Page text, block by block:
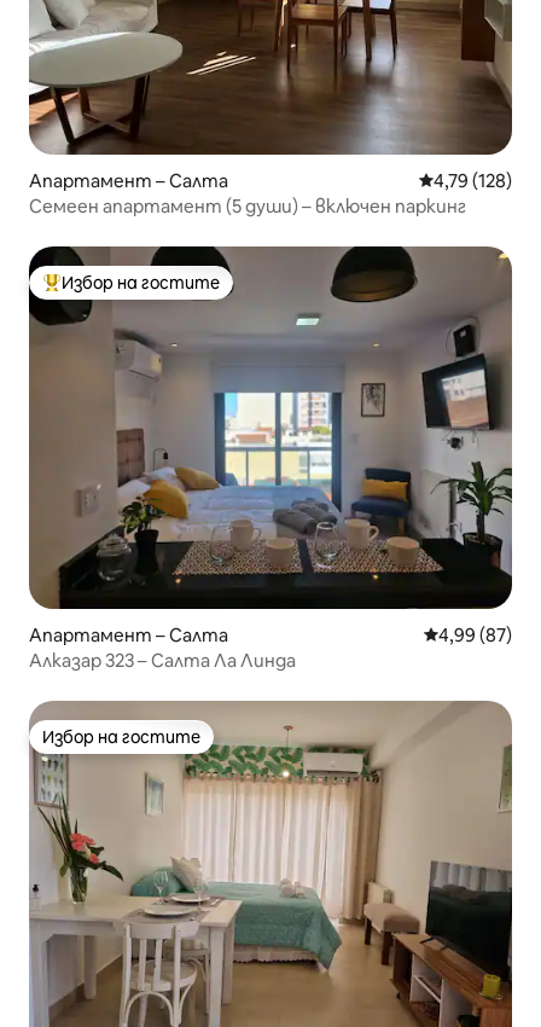
Апартамент – Салта Средна
4,79 (128)
Семеен апартамент (5 души) – включен паркинг
Най-популярен избор на гостите
Избор на гостите
Апартамент – Салта Средна
4,99 (87)
Алказар 323 – Салта Ла Линда
Избор на гостите
Избор на гостите